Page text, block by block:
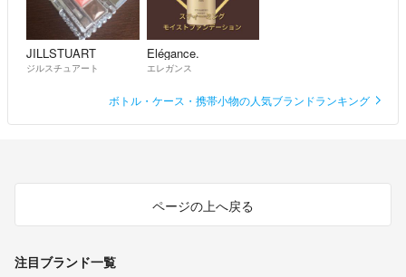
JILLSTUART
ジルスチュアート
Elégance.
エレガンス
ボトル・ケース・携帯小物の人気ブランドランキング
ページの上へ戻る
注目ブランド一覧